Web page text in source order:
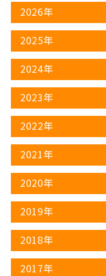
2026年
2025年
2024年
2023年
2022年
2021年
2020年
2019年
2018年
2017年